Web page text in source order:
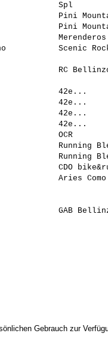
Spl
Pini
Pini
RC
42e...
OCR
Running
Running
CDO
Aries
GAB
Gebrauch zur